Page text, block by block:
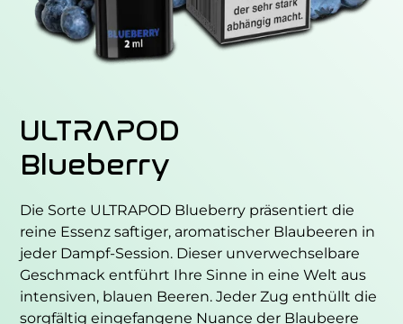
ULTRAPOD
Blueberry
Die Sorte ULTRAPOD Blueberry präsentiert die
reine Essenz saftiger, aromatischer Blaubeeren in
jeder Dampf-Session. Dieser unverwechselbare
Geschmack entführt Ihre Sinne in eine Welt aus
intensiven, blauen Beeren. Jeder Zug enthüllt die
sorgfältig eingefangene Nuance der Blaubeere